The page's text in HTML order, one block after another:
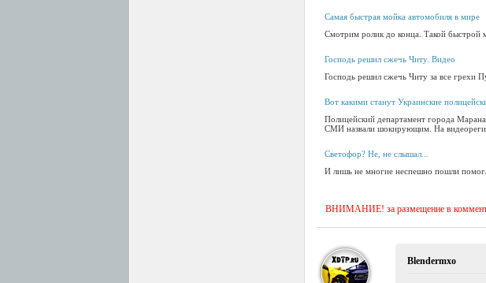
Самая быстрая мойка автомобиля в мире
Смотрим ролик до конца. Такой быстрой
Господь решил сжечь Читу. Видео
Господь решил сжечь Читу за все грехи
Вот какими станут Украинские
Полицейский департамент города
СМИ назвали шокирующим. На
Светофор? Не, не слышал...
И лишь не многие неспешно пошли
ВНИМАНИЕ! за размещение в
Blendermxo